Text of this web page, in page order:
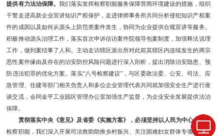
提供有力法治保障。 我们落实发挥检察职能服务保障营商环境建设的措施，组织
干警走进高新企业宣讲知识产权保护，走进律师事务所共同分析侵犯知识产权案
件的成因以及如何从源头上防范类案件发生，协同为企业提供合规宣讲等服务。
积极推动源头治理工作，落实首次申诉信访案件院领导包案制度，加强释法说理
工作，做到案结事了人和。主动走访辖区派出所对此前其辖区内连续发生的两宗
恶性案件缘由及存在的治安防控风险问题进行深入剖析，提出消除治安隐患、预
防违法犯罪的优化方案。落实“八号检察建议”，与区委政法委、公安、司法、应
急管理、住建等部门相关负责人和多位企业管理代表共同就加强安全生产进行座
谈交流，会同金平工业园区管理办公室加强生产监督，为企业安全发展提供法治
保障。
贯彻落实中央《意见》及省委《实施方案》，必须坚持以人民为中心。立足
检察职能，我们深入开展司法救助助推乡村振兴、关注困难妇女群体专项工作，